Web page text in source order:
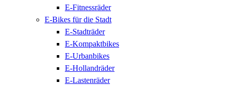
E-Fitnessräder
E-Bikes für die Stadt
E-Stadträder
E-Kompaktbikes
E-Urbanbikes
E-Hollandräder
E-Lastenräder